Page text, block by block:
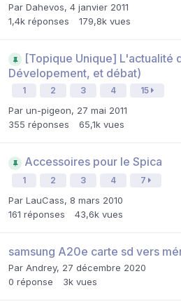
Par Dahevos, 4 janvier 2011
1,4k réponses 179,8k vues
[Topique Unique] L'actualité
Dévelopement, et débat)
1 2 3 4 15
Par un-pigeon, 27 mai 2011
355 réponses 65,1k vues
Accessoires pour le Spica
1 2 3 4 7
Par LauCass, 8 mars 2010
161 réponses 43,6k vues
samsung A20e carte sd vers
Par Andrey, 27 décembre 2020
0 réponse 3k vues